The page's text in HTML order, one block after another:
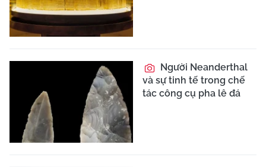
Người Neanderthal
và sự tinh tế trong chế
tác công cụ pha lê đá